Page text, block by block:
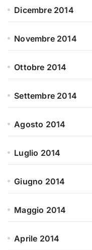
Dicembre 2014
Novembre 2014
Ottobre 2014
Settembre 2014
Agosto 2014
Luglio 2014
Giugno 2014
Maggio 2014
Aprile 2014